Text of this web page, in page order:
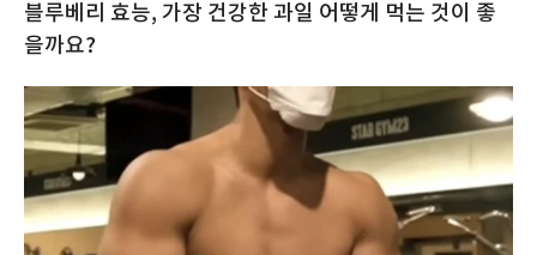
블루베리 효능, 가장 건강한 과일 어떻게 먹는 것이 좋
을까요?